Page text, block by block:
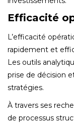
Efficacité
L’efficacité
rapidement et
Les outils
prise de décision
stratégies.
À travers ses
de processus